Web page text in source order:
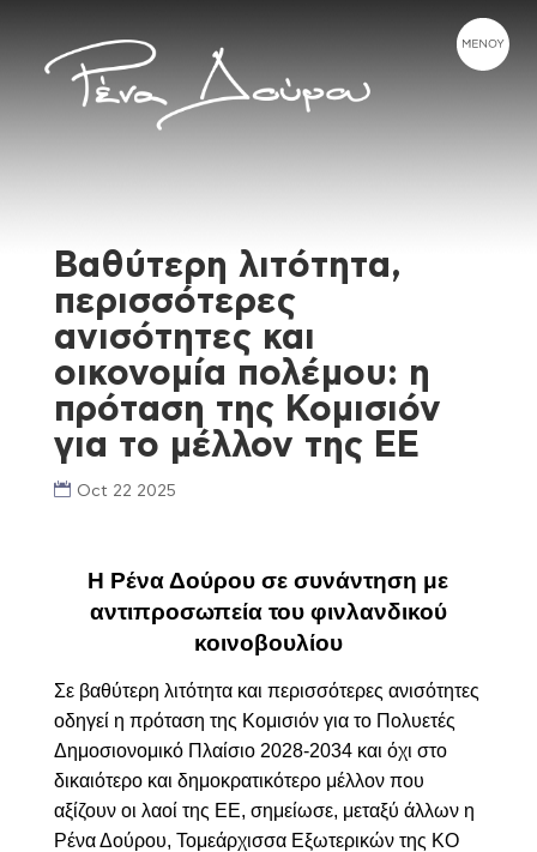
Βαθύτερη λιτότητα,
περισσότερες
ανισότητες και
οικονομία πολέμου: η
πρόταση της Κομισιόν
για το μέλλον της ΕΕ
Oct 22 2025
Η Ρένα Δούρου σε συνάντηση με
αντιπροσωπεία του φινλανδικού
κοινοβουλίου
Σε βαθύτερη λιτότητα και περισσότερες ανισότητες
οδηγεί η πρόταση της Κομισιόν για το Πολυετές
Δημοσιονομικό Πλαίσιο 2028-2034 και όχι στο
δικαιότερο και δημοκρατικότερο μέλλον που
αξίζουν οι λαοί της ΕΕ, σημείωσε, μεταξύ άλλων η
Ρένα Δούρου, Τομεάρχισσα Εξωτερικών της ΚΟ